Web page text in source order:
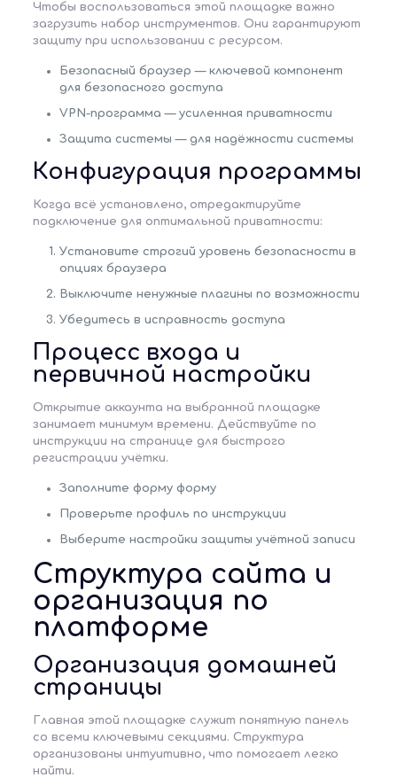
Чтобы воспользоваться этой площадке важно
загрузить набор инструментов. Они гарантируют
защиту при использовании с ресурсом.
Безопасный браузер — ключевой компонент
для безопасного доступа
VPN-программа — усиленная приватности
Защита системы — для надёжности системы
Конфигурация программы
Когда всё установлено, отредактируйте
подключение для оптимальной приватности:
Установите строгий уровень безопасности в
опциях браузера
Выключите ненужные плагины по возможности
Убедитесь в исправность доступа
Процесс входа и
первичной настройки
Открытие аккаунта на выбранной площадке
занимает минимум времени. Действуйте по
инструкции на странице для быстрого
регистрации учётки.
Заполните форму форму
Проверьте профиль по инструкции
Выберите настройки защиты учётной записи
Структура сайта и
организация по
платформе
Организация домашней
страницы
Главная этой площадке служит понятную панель
со всеми ключевыми секциями. Структура
организованы интуитивно, что помогает легко
найти.